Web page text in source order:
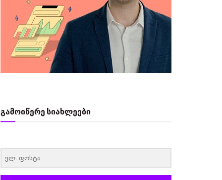
გამოიწერე სიახლეები